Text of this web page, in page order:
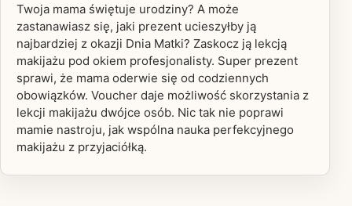
Twoja mama świętuje urodziny? A może
zastanawiasz się, jaki prezent ucieszyłby ją
najbardziej z okazji Dnia Matki? Zaskocz ją lekcją
makijażu pod okiem profesjonalisty. Super prezent
sprawi, że mama oderwie się od codziennych
obowiązków. Voucher daje możliwość skorzystania z
lekcji makijażu dwójce osób. Nic tak nie poprawi
mamie nastroju, jak wspólna nauka perfekcyjnego
makijażu z przyjaciółką.